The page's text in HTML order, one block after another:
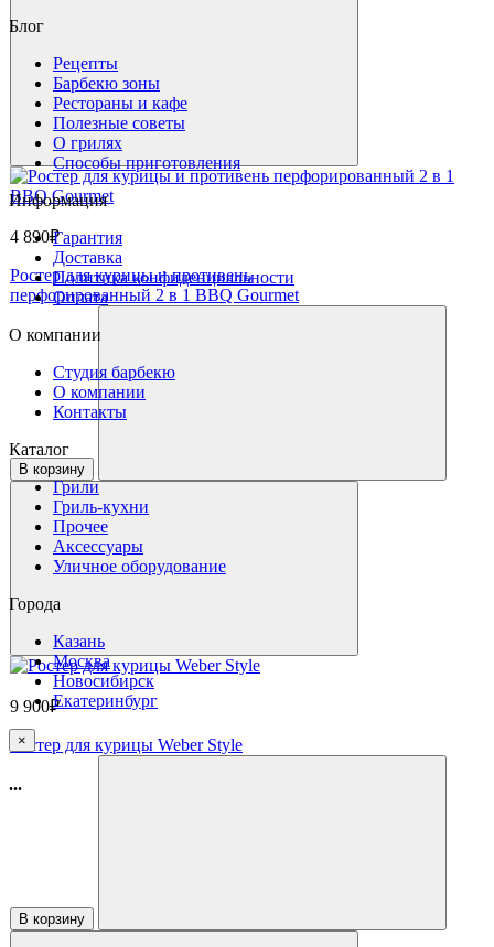
4 890₽
Ростер для курицы и противень
перфорированный 2 в 1 BBQ Gourmet
В корзину
9 900₽
Ростер для курицы Weber Style
В корзину
Блог
Рецепты
Барбекю зоны
Рестораны и кафе
Полезные советы
О грилях
Способы приготовления
Информация
Гарантия
Доставка
Политика конфиденциальности
Оплата
О компании
Студия барбекю
О компании
Контакты
Каталог
Грили
Гриль-кухни
Прочее
Аксессуары
Уличное оборудование
Города
Казань
Москва
Новосибирск
Екатеринбург
×
...